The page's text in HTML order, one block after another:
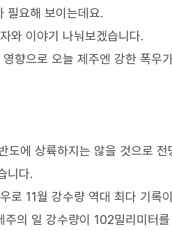
필요해 보이는데요.
와 이야기 나눠보겠습니다.
향으로 오늘 제주엔 강한 폭우
도에 상륙하지는 않을 것으로
니다.
로 11월 강수량 역대 최다 기록
주의 일 강수량이 102밀리미터